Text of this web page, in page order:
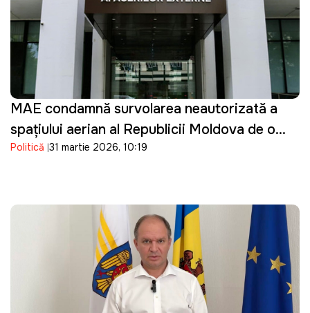
MAE condamnă survolarea neautorizată a
spațiului aerian al Republicii Moldova de o
dronă de tip Shahed: "O încălcare gravă"
Politică 31 martie 2026, 10:19